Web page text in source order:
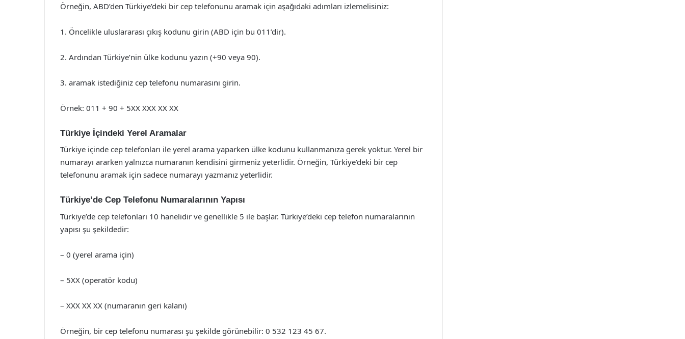
Örneğin, ABD’den Türkiye’deki bir cep telefonunu aramak için aşağıdaki adımları izlemelisiniz:
1. Öncelikle uluslararası çıkış kodunu girin (ABD için bu 011’dir).
2. Ardından Türkiye’nin ülke kodunu yazın (+90 veya 90).
3. aramak istediğiniz cep telefonu numarasını girin.
Örnek: 011 + 90 + 5XX XXX XX XX
Türkiye İçindeki Yerel Aramalar
Türkiye içinde cep telefonları ile yerel arama yaparken ülke kodunu kullanmanıza gerek yoktur. Yerel bir
numarayı ararken yalnızca numaranın kendisini girmeniz yeterlidir. Örneğin, Türkiye’deki bir cep
telefonunu aramak için sadece numarayı yazmanız yeterlidir.
Türkiye’de Cep Telefonu Numaralarının Yapısı
Türkiye’de cep telefonları 10 hanelidir ve genellikle 5 ile başlar. Türkiye’deki cep telefon numaralarının
yapısı şu şekildedir:
– 0 (yerel arama için)
– 5XX (operatör kodu)
– XXX XX XX (numaranın geri kalanı)
Örneğin, bir cep telefonu numarası şu şekilde görünebilir: 0 532 123 45 67.